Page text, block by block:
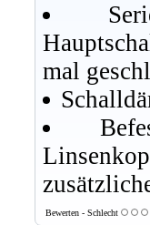
mal
Bewerten - Schlecht